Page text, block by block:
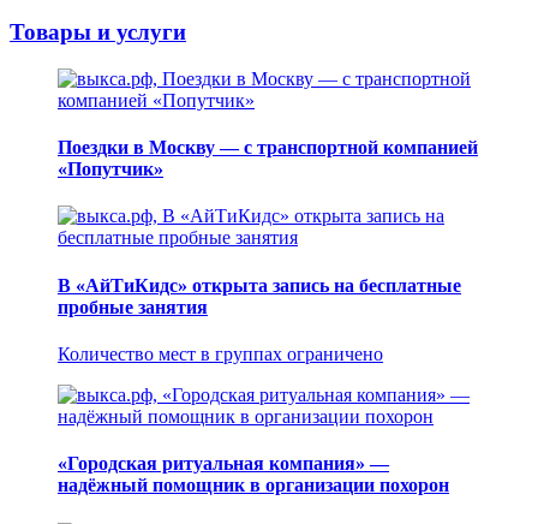
Товары и услуги
Поездки в Москву — с транспортной компанией
«Попутчик»
В «АйТиКидс» открыта запись на бесплатные
пробные занятия
Количество мест в группах ограничено
«Городская ритуальная компания» —
надёжный помощник в организации похорон